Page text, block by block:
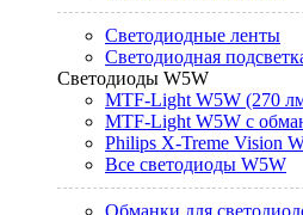
Светодиодные ленты
Светодиодная
Светодиоды W5W
MTF-Light W5W (270
MTF-Light W5W с
Philips X-Treme Vision
Все светодиоды W5W
Обманки для